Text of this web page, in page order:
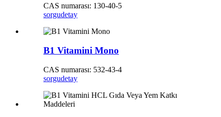
CAS numarası: 130-40-5
sorgudetay
B1 Vitamini Mono
CAS numarası: 532-43-4
sorgudetay